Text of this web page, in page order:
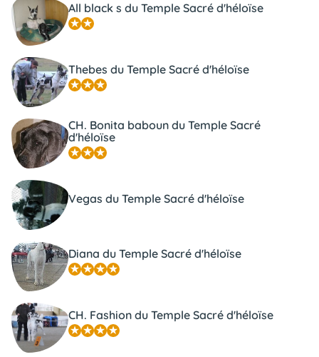
All black s du Temple Sacré d'héloïse
Thebes du Temple Sacré d'héloïse
CH. Bonita baboun du Temple Sacré
d'héloïse
Vegas du Temple Sacré d'héloïse
Diana du Temple Sacré d'héloïse
CH. Fashion du Temple Sacré d'héloïse